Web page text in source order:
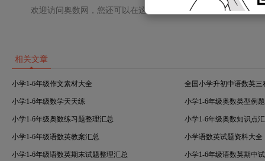
欢迎访问奥数网，您还可以在这里获取百万真题，2023小升初
相关文章
小学1-6年级作文素材大全 全国小学升初中语数英三
小学1-6年级数学天天练 小学1-6年级奥数类型例
小学1-6年级奥数练习题整理汇总 小学1-6年级奥数知识点
小学1-6年级语数英教案汇总 小学语数英试题资料大全
小学1-6年级语数英期末试题整理汇总 小学1-6年级语数英期中